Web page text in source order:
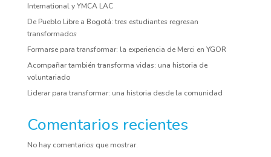
International y YMCA LAC
De Pueblo Libre a Bogotá: tres estudiantes regresan
transformados
Formarse para transformar: la experiencia de Merci en YGOR
Acompañar también transforma vidas: una historia de
voluntariado
Liderar para transformar: una historia desde la comunidad
Comentarios recientes
No hay comentarios que mostrar.